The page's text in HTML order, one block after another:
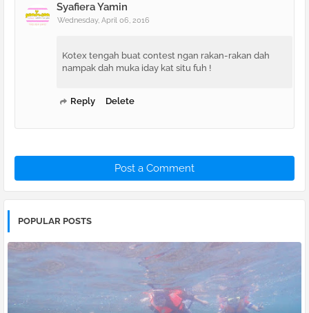
Syafiera Yamin
Wednesday, April 06, 2016
Kotex tengah buat contest ngan rakan-rakan dah
nampak dah muka iday kat situ fuh !
Reply Delete
Post a Comment
POPULAR POSTS